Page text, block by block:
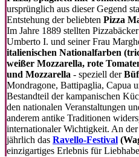
ursprünglich aus dieser Gegend
Entstehung der beliebten Pizza
Im Jahre 1889 stellten
Umberto I. und seiner Frau
italienischen Nationalfarben
weißer Mozzarella, rote
und Mozzarella - speziell der
Mondragone, Battipaglia, Capua
Bestandteil der kampanischen
den nationalen Veranstaltungen
anderem antike Traditionen
internationaler Wichtigkeit. An
jährlich das Ravello-Festival
einzigartiges Erlebnis für